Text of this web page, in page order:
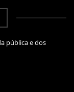
pública e dos